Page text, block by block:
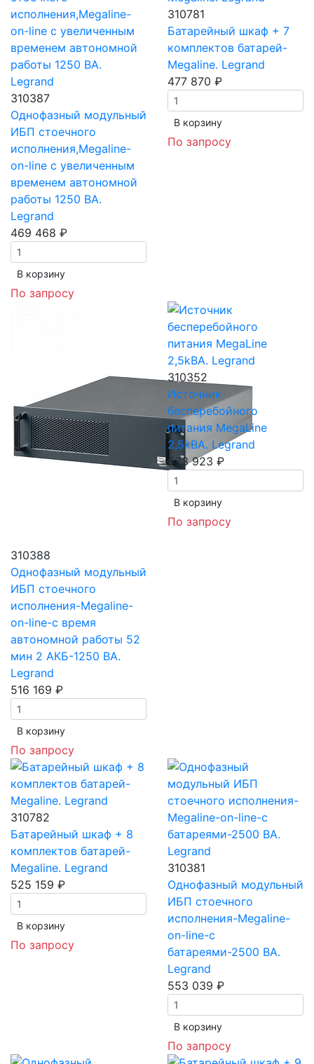
310387
Однофазный модульный
ИБП стоечного
исполнения,Megaline-
on-line с увеличенным
временем автономной
работы 1250 ВА.
Legrand
469 468 ₽
В корзинy
По запросу
310781
Батарейный шкаф + 7
комплектов батарей-
Megaline. Legrand
477 870 ₽
В корзинy
По запросу
310388
Однофазный модульный
ИБП стоечного
исполнения-Megaline-
on-line-с время
автономной работы 52
мин 2 АКБ-1250 ВА.
Legrand
516 169 ₽
В корзинy
По запросу
310352
Источник
бесперебойного
питания MegaLine
2,5kВА. Legrand
523 923 ₽
В корзинy
По запросу
310782
Батарейный шкаф + 8
комплектов батарей-
Megaline. Legrand
525 159 ₽
В корзинy
По запросу
310381
Однофазный модульный
ИБП стоечного
исполнения-Megaline-
on-line-с
батареями-2500 ВА.
Legrand
553 039 ₽
В корзинy
По запросу